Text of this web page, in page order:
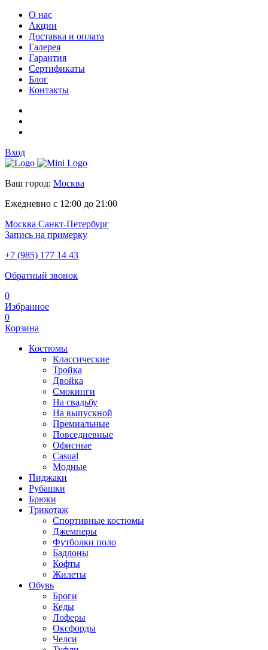
О нас
Акции
Доставка и оплата
Галерея
Гарантия
Сертификаты
Блог
Контакты
Вход
Ваш город: Москва
Ежедневно с 12:00 до 21:00
Москва Санкт-Петербург
Запись на примерку
+7 (985) 177 14 43
Обратный звонок
0
Избранное
0
Корзина
Костюмы
Классические
Тройка
Двойка
Смокинги
На свадьбу
На выпускной
Премиальные
Повседневные
Офисные
Casual
Модные
Пиджаки
Рубашки
Брюки
Трикотаж
Спортивные костюмы
Джемперы
Футболки поло
Бадлоны
Кофты
Жилеты
Обувь
Броги
Кеды
Лоферы
Оксфорды
Челси